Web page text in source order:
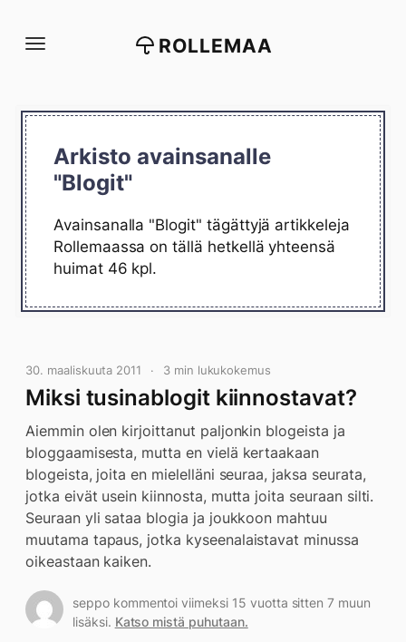
suoraan
ROLLEMAA
Arkisto avainsanalle
"Blogit"
Avainsanalla "Blogit" tägättyjä artikkeleja
Rollemaassa on tällä hetkellä yhteensä
huimat 46 kpl.
30. maaliskuuta 2011 3 min lukukokemus
Miksi tusinablogit kiinnostavat?
Aiemmin olen kirjoittanut paljonkin blogeista ja
bloggaamisesta, mutta en vielä kertaakaan
blogeista, joita en mielelläni seuraa, jaksa seurata,
jotka eivät usein kiinnosta, mutta joita seuraan silti.
Seuraan yli sataa blogia ja joukkoon mahtuu
muutama tapaus, jotka kyseenalaistavat minussa
oikeastaan kaiken.
seppo kommentoi viimeksi 15 vuotta sitten 7 muun
lisäksi. Katso mistä puhutaan.